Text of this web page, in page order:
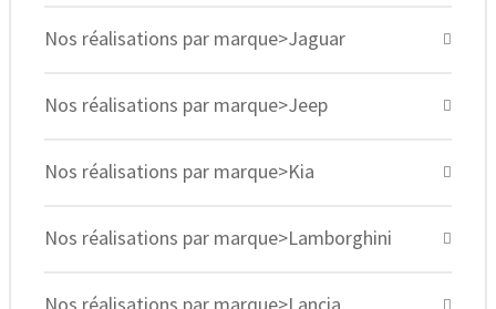
Nos réalisations par marque>Jaguar
Nos réalisations par marque>Jeep
Nos réalisations par marque>Kia
Nos réalisations par marque>Lamborghini